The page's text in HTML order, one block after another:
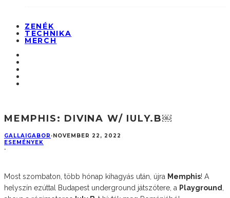
ZENÉK
TECHNIKA
MERCH
MEMPHIS: DIVINA W/ IULY.B￼
GALLAIGABOR · NOVEMBER 22, 2022
ESEMÉNYEK
·
Most szombaton, több hónap kihagyás után, újra Memphis! A
helyszín ezúttal Budapest underground játszótere, a Playground,